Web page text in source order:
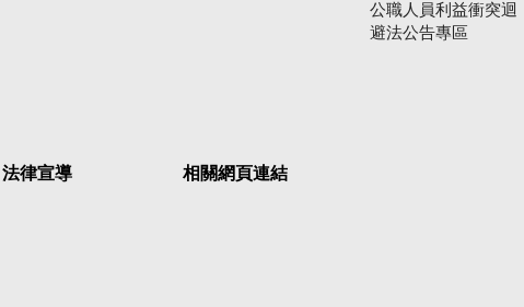
公職人員利益衝突迴
避法公告專區
法律宣導 相關網頁連結